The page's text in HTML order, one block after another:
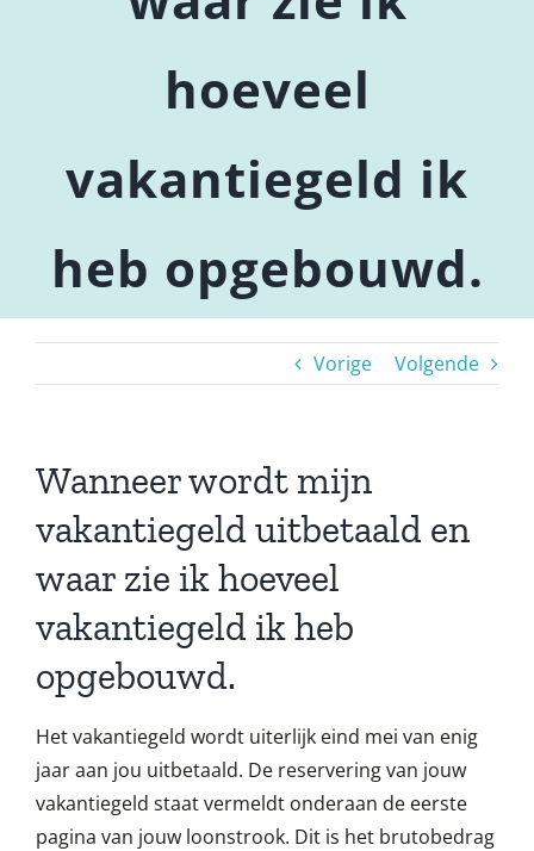
hoeveel
vakantiegeld ik
heb opgebouwd.
Vorige Volgende
Wanneer wordt mijn
vakantiegeld uitbetaald en
waar zie ik hoeveel
vakantiegeld ik heb
opgebouwd.
Het vakantiegeld wordt uiterlijk eind mei van enig
jaar aan jou uitbetaald. De reservering van jouw
vakantiegeld staat vermeldt onderaan de eerste
pagina van jouw loonstrook. Dit is het brutobedrag